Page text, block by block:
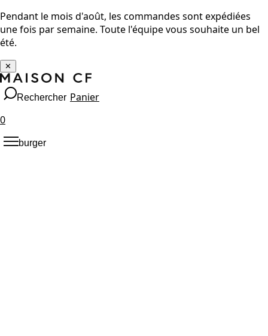
Pendant le mois d'août, les commandes sont expédiées
une fois par semaine. Toute l'équipe vous souhaite un bel
été.
✕
Rechercher Panier
0
burger